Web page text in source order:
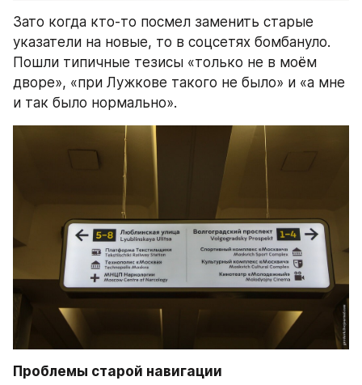
Зато когда кто-то посмел заменить старые
указатели на новые, то в соцсетях бомбануло.
Пошли типичные тезисы «только не в моём
дворе», «при Лужкове такого не было» и «а мне
и так было нормально».
Проблемы старой навигации